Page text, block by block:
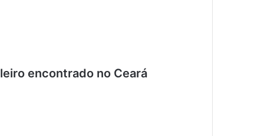
encontrado no Ceará